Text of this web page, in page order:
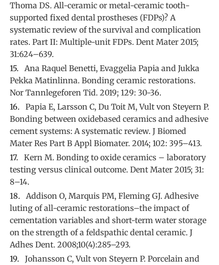
Thoma DS. All-ceramic or metal-ceramic tooth-
supported fixed dental prostheses (FDPs)? A
systematic review of the survival and complication
rates. Part II: Multiple-unit FDPs. Dent Mater 2015;
31:624–639.
Ana Raquel Benetti, Evaggelia Papia and Jukka
Pekka Matinlinna. Bonding ceramic restorations.
Nor Tannlegeforen Tid. 2019; 129: 30-36.
Papia E, Larsson C, Du Toit M, Vult von Steyern P.
Bonding between oxidebased ceramics and adhesive
cement systems: A systematic review. J Biomed
Mater Res Part B Appl Biomater. 2014; 102: 395–413.
Kern M. Bonding to oxide ceramics – laboratory
testing versus clinical outcome. Dent Mater 2015; 31:
8–14.
Addison O, Marquis PM, Fleming GJ. Adhesive
luting of all-ceramic restorations–the impact of
cementation variables and short-term water storage
on the strength of a feldspathic dental ceramic. J
Adhes Dent. 2008;10(4):285–293.
Johansson C, Vult von Steyern P. Porcelain and